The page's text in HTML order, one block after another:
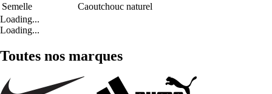
Semelle
Caoutchouc naturel
Loading...
Loading...
Toutes nos marques